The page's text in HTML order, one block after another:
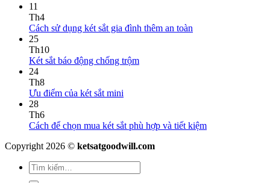
11
Th4
Cách sử dụng két sắt gia đình thêm an toàn
25
Th10
Két sắt báo động chống trộm
24
Th8
Ưu điểm của két sắt mini
28
Th6
Cách để chọn mua két sắt phù hợp và tiết kiệm
Copyright 2026 © ketsatgoodwill.com